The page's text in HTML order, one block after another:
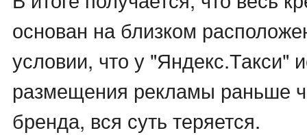
основан на близком
условии, что у "Яндекс.Такси"
размещения рекламы раньше
бренда, вся суть теряется.